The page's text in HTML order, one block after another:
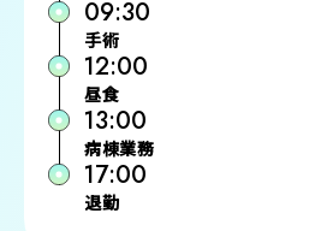
09:30
手術
12:00
昼食
13:00
病棟業務
17:00
退勤